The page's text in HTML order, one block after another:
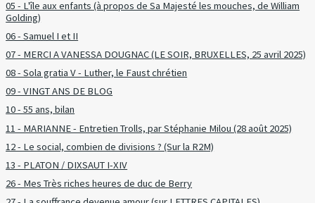
05 - L'île aux enfants (à propos de Sa Majesté les mouches, de William
Golding)
06 - Samuel I et II
07 - MERCI A VANESSA DOUGNAC (LE SOIR, BRUXELLES, 25 avril 2025)
08 - Sola gratia V - Luther, le Faust chrétien
09 - VINGT ANS DE BLOG
10 - 55 ans, bilan
11 - MARIANNE - Entretien Trolls, par Stéphanie Milou (28 août 2025)
12 - Le social, combien de divisions ? (Sur la R2M)
13 - PLATON / DIXSAUT I-XIV
26 - Mes Très riches heures de duc de Berry